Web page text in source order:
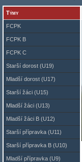
Týmy
FCPK
FCPK B
FCPK C
Starší dorost (U19)
Mladší dorost (U17)
Starší žáci (U15)
Mladší žáci (U13)
Mladší žáci B (U12)
Starší přípravka (U11)
Starší přípravka B (U10)
Mladší přípravka (U9)